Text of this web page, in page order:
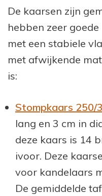
De kaarsen zijn
hebben zeer
met een stabiele
met afwijkende
is:
Stompkaars 250/
lang en 3 cm in
deze kaars is 14
ivoor. Deze
voor kandelaars
De gemiddelde